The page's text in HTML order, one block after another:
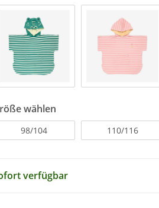
wählen
98/104 110/116
verfügbar